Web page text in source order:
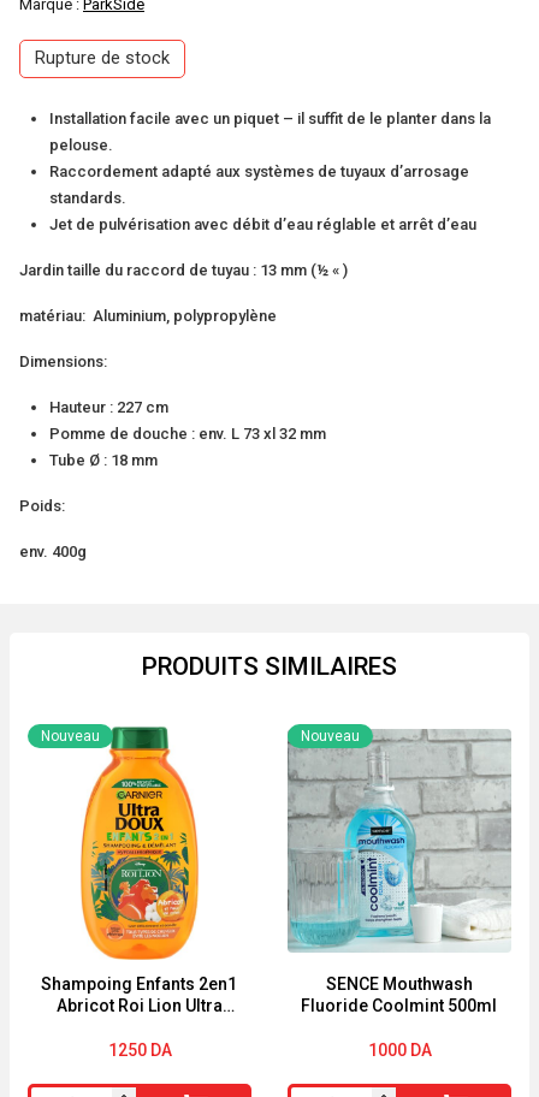
Marque : ParkSide
Rupture de stock
Installation facile avec un piquet – il suffit de le planter dans la
pelouse.
Raccordement adapté aux systèmes de tuyaux d’arrosage
standards.
Jet de pulvérisation avec débit d’eau réglable et arrêt d’eau
Jardin taille du raccord de tuyau : 13 mm (½ « )
matériau: Aluminium, polypropylène
Dimensions:
Hauteur : 227 cm
Pomme de douche : env. L 73 xl 32 mm
Tube Ø : 18 mm
Poids:
env. 400g
PRODUITS SIMILAIRES
Shampoing Enfants 2en1
Abricot Roi Lion Ultra
Nouveau
1250 DA
SENCE Mouthwash
Fluoride Coolmint 500ml
Nouveau
1000 DA